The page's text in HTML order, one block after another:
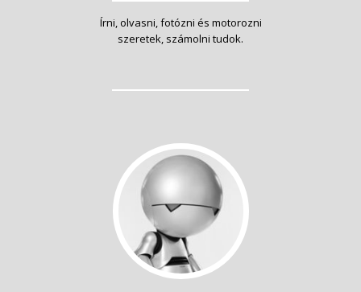
Írni, olvasni, fotózni és motorozni
szeretek, számolni tudok.